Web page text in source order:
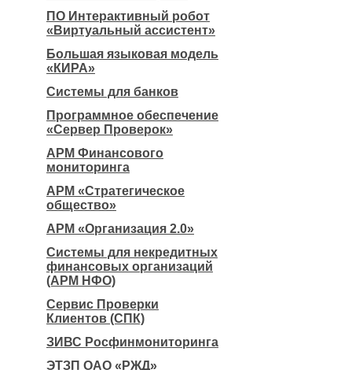
ПО Интерактивный робот
«Виртуальный ассистент»
Большая языковая модель
«КИРА»
Системы для банков
Программное обеспечение
«Сервер Проверок»
АРМ Финансового
мониторинга
АРМ «Стратегическое
общество»
АРМ «Организация 2.0»
Системы для некредитных
финансовых организаций
(АРМ НФО)
Сервис Проверки
Клиентов (СПК)
ЗИВС Росфинмониторинга
ЭТЗП ОАО «РЖД»